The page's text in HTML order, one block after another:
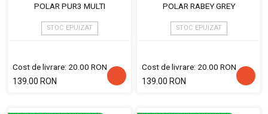
POLAR PUR3 MULTI
STOC EPUIZAT
Cost de livrare: 20.00 RON
139.00 RON
POLAR RABEY GREY
STOC EPUIZAT
Cost de livrare: 20.00 RON
139.00 RON